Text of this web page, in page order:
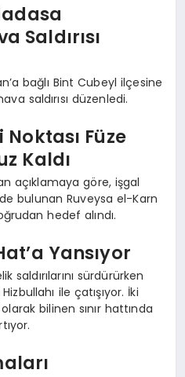
Saldırısı
bağlı Bint Cubeyl ilçesine
saldırısı düzenledi.
Füze
Kaldı
açıklamaya göre, işgal
bulunan Ruveysa el-Karn
hedef alındı.
Yansıyor
saldırılarını sürdürürken
ile çatışıyor. İki
bilinen sınır hattında